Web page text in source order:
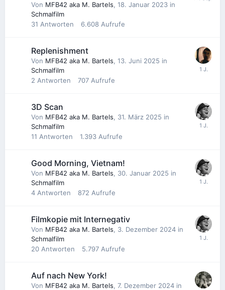
Von MFB42 aka M. Bartels, 18. Januar 2023 in
Schmalfilm
31 Antworten 6.608 Aufrufe
Replenishment
Von MFB42 aka M. Bartels, 13. Juni 2025 in
Schmalfilm
2 Antworten 707 Aufrufe
3D Scan
Von MFB42 aka M. Bartels, 31. März 2025 in
Schmalfilm
11 Antworten 1.393 Aufrufe
Good Morning, Vietnam!
Von MFB42 aka M. Bartels, 30. Januar 2025 in
Schmalfilm
4 Antworten 872 Aufrufe
Filmkopie mit Internegativ
Von MFB42 aka M. Bartels, 3. Dezember 2024 in
Schmalfilm
20 Antworten 5.797 Aufrufe
Auf nach New York!
Von MFB42 aka M. Bartels, 7. Dezember 2024 in